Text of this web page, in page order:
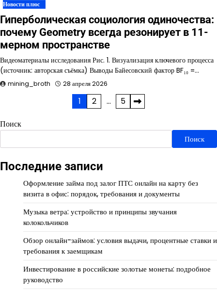
Новости плюс
Гиперболическая социология одиночества:
почему Geometry всегда резонирует в 11-
мерном пространстве
Видеоматериалы исследования Рис. 1. Визуализация ключевого процесса
(источник: авторская съёмка) Выводы Байесовский фактор BF₁₀ =…
mining_broth 28 апреля 2026
записей
1 2 … 5
Поиск
Поиск
Последние записи
Оформление займа под залог ПТС онлайн на карту без
визита в офис: порядок, требования и документы
Музыка ветра: устройство и принципы звучания
колокольчиков
Обзор онлайн-займов: условия выдачи, процентные ставки и
требования к заемщикам
Инвестирование в российские золотые монеты: подробное
руководство